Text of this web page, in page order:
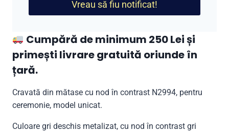
Vreau să fiu notificat!
Cumpără de minimum 250 Lei și
primești livrare gratuită oriunde în
țară.
Cravată din mătase cu nod în contrast N2994, pentru
ceremonie, model unicat.
Culoare gri deschis metalizat, cu nod în contrast gri